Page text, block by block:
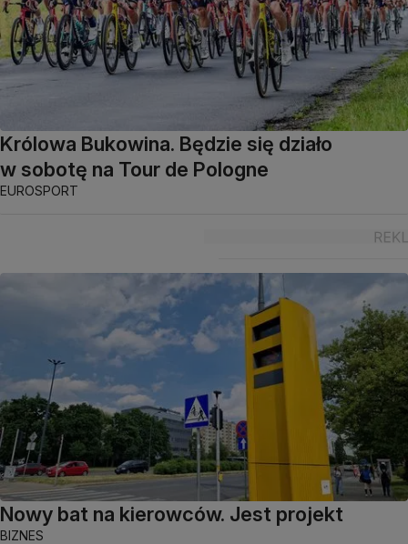
Królowa Bukowina. Będzie się działo
w sobotę na Tour de Pologne
EUROSPORT
Nowy bat na kierowców. Jest projekt
BIZNES